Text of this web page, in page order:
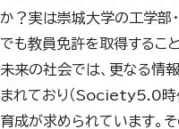
か？実は崇城大学の工学部
でも教員免許を取得するこ
未来の社会では、更なる情
まれており（Society5.0時
育成が求められています。